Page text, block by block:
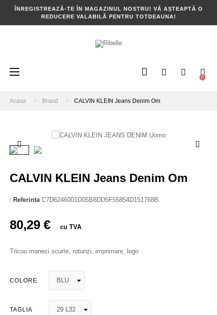
ÎNREGISTREAZĂ-TE ÎN MAGAZINUL NOSTRU! VĂ AȘTEAPTĂ O
REDUCERE VALABILĂ PENTRU TOTDEAUNA!
Toggle
☰ 0
Acasa Brand CALVIN KLEIN Jeans Denim Om
CALVIN KLEIN Jeans Denim Om
Referinta C7D6246001D05B8DD5F55854D151768B
80,29 € cu TVA
Tricou maneci scurte, rotunzi, imprimare, logo
COLORE
TAGLIA